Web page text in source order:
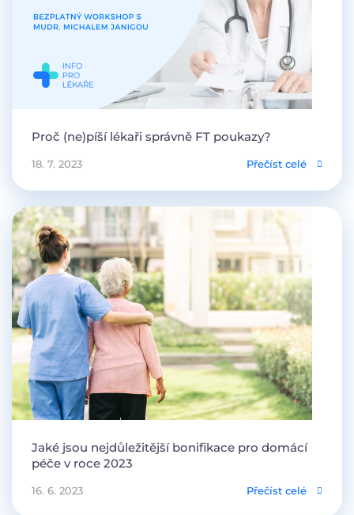
Proč (ne)píší lékaři správně FT poukazy?
18. 7. 2023 Přečíst celé
Jaké jsou nejdůležitější bonifikace pro domácí
péče v roce 2023
16. 6. 2023 Přečíst celé